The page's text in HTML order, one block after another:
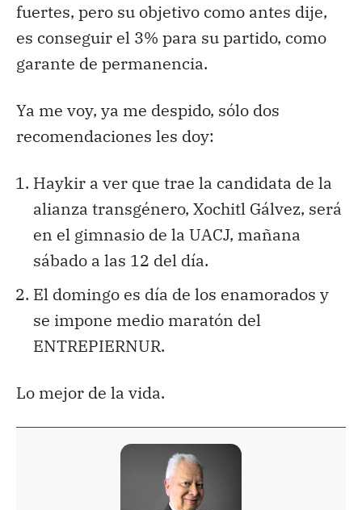
fuertes, pero su objetivo como antes dije,
es conseguir el 3% para su partido, como
garante de permanencia.
Ya me voy, ya me despido, sólo dos
recomendaciones les doy:
Haykir a ver que trae la candidata de la
alianza transgénero, Xochitl Gálvez, será
en el gimnasio de la UACJ, mañana
sábado a las 12 del día.
El domingo es día de los enamorados y
se impone medio maratón del
ENTREPIERNUR.
Lo mejor de la vida.